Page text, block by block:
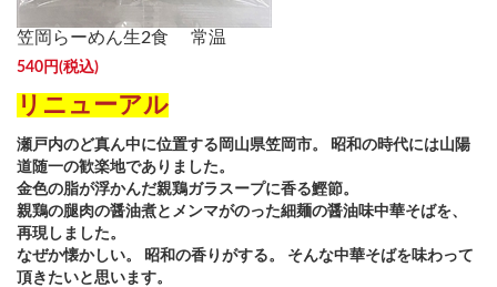
笠岡らーめん生2食 常温
540円(税込)
リニューアル
瀬戸内のど真ん中に位置する岡山県笠岡市。 昭和の時代には山陽
道随一の歓楽地でありました。
金色の脂が浮かんだ親鶏ガラスープに香る鰹節。
親鶏の腿肉の醤油煮とメンマがのった細麺の醤油味中華そばを、
再現しました。
なぜか懐かしい。 昭和の香りがする。 そんな中華そばを味わって
頂きたいと思います。